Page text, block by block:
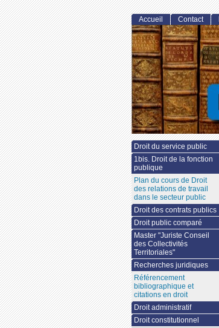
Accueil Contact
Droit du service public
1bis. Droit de la fonction
publique
Plan du cours de Droit
des relations de travail
dans le secteur public
Droit des contrats publics
Droit public comparé
Master "Juriste Conseil
des Collectivités
Territoriales"
Recherches juridiques
Référencement
bibliographique et
citations en droit
Droit administratif
Droit constitutionnel